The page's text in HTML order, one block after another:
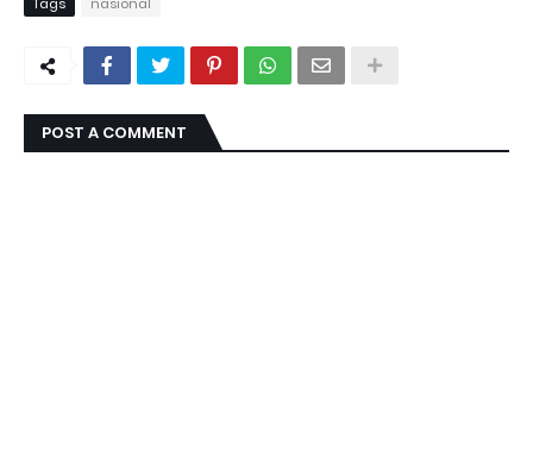
POST A COMMENT